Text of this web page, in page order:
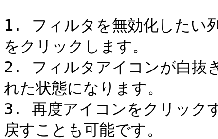
1. フィルタを無効化した
をクリックします。
2. フィルタアイコンが白抜
れた状態になります。
3. 再度アイコンをクリック
戻すことも可能です。